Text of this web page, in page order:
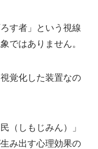
す者」という視線
ではありません。
覚化した装置なの
（しもじみん）」
み出す心理効果の